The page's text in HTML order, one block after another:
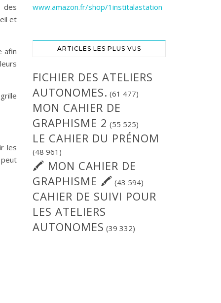
des
et
afin
les
www.amazon.fr/shop/1institalastation
ARTICLES LES PLUS VUS
FICHIER DES ATELIERS
AUTONOMES. (61 477)
MON CAHIER DE
GRAPHISME 2 (55 525)
LE CAHIER DU PRÉNOM
(48 961)
🖍 MON CAHIER DE
GRAPHISME 🖍 (43 594)
CAHIER DE SUIVI POUR
LES ATELIERS
AUTONOMES (39 332)